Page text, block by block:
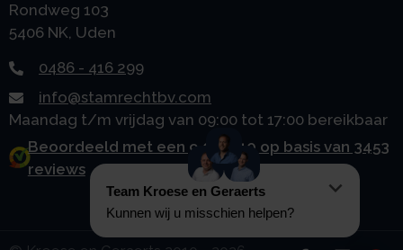
Rondweg 103
5406 NK, Uden
0486 - 416 299
info@stamrechtbv.com
Maandag t/m vrijdag van 09:00 tot 17:00 bereikbaar
Beoordeeld met een 9.0 uit 10 op basis van 3453
reviews